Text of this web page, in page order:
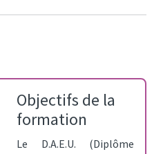
Objectifs de la
formation
Le D.A.E.U. (Diplôme